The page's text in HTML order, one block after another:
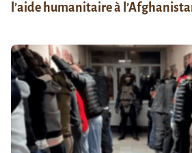
l’aide humanitaire à